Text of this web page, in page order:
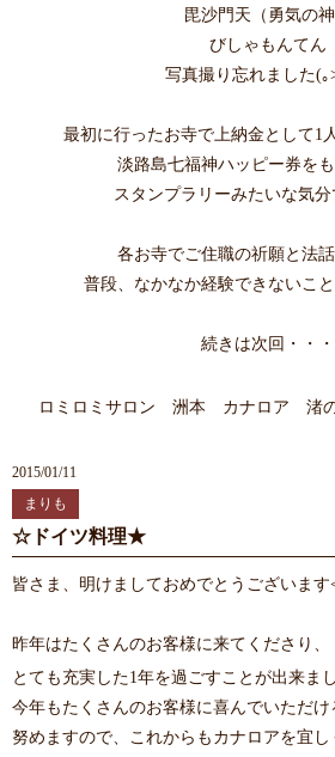
毘沙門天（勇気の神
びしゃもんてん
写真撮り忘れました(｡
最初に行ったお寺で上納金として1
淡路島七福神ハッピー券をも
スタンプラリーみたいな気分
各お寺でご住職の祈願と法
普段、なかなか経験できないこ
続きは次回・・・
ロミロミサロン 洲本 カナロア 渚
2015/01/11
まりも
☆ドイツ料理★
皆さま、明けましておめでとうございます
昨年はたくさんのお客様に来てくださり、
とても充実した1年を過ごすことが出来ま
今年もたくさんのお客様に喜んでいただけ
努めますので、これからもカナロアを宜